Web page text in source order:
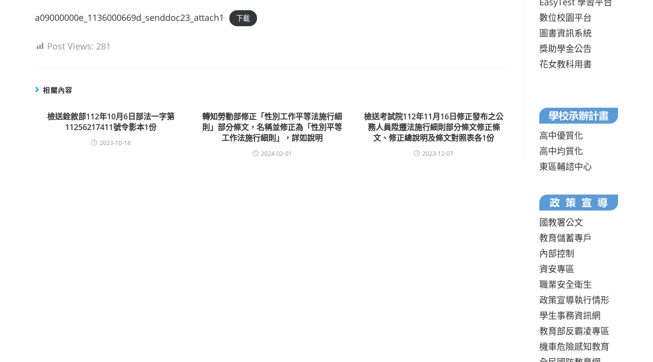
a09000000e_1136000669d_senddoc23_attach1 下載
Post Views: 281
相關內容
檢送銓敘部112年10月6日部法一字第
11256217411號令影本1份
2023-10-18
轉知勞動部修正「性別工作平等法施行細
則」部分條文，名稱並修正為「性別平等
工作法施行細則」，詳如說明
2024-02-01
檢送考試院112年11月16日修正發布之公
務人員陞遷法施行細則部分條文修正條
文、修正總說明及條文對照表各1份
2023-12-07
數位校園平台
圖書資訊系統
獎助學金公告
花女教科用書
高中優質化
高中均質化
東區輔諮中心
國教署公文
教育儲蓄專戶
內部控制
資安專區
職業安全衛生
政策宣導執行情形
學生事務資訊網
教育部反霸凌專區
機車危險感知教育